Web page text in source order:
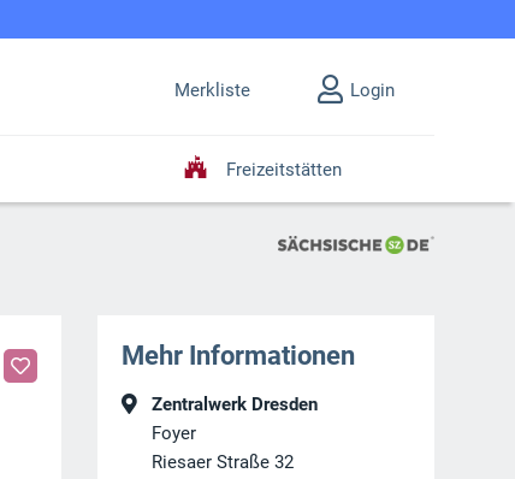
Merkliste Login
Freizeitstätten
Mehr Informationen
Zentralwerk Dresden
Foyer
Riesaer Straße 32